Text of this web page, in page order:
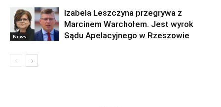
News
Izabela Leszczyna przegrywa z
Marcinem Warchołem. Jest wyrok
Sądu Apelacyjnego w Rzeszowie